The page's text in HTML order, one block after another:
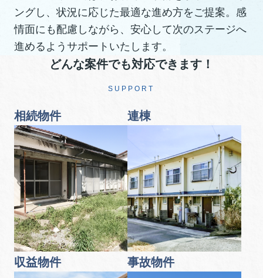
ングし、状況に応じた最適な進め方をご提案。感
情面にも配慮しながら、安心して次のステージへ
進めるようサポートいたします。
どんな案件でも対応できます！
SUPPORT
相続物件 連棟
収益物件 事故物件